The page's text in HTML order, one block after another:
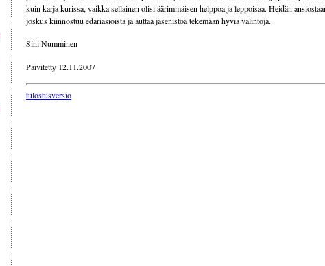
kuin karja kurissa, vaikka sellainen olisi äärimmäisen helppoa ja leppoisaa. Heidän
joskus kiinnostuu edariasioista ja auttaa jäsenistöä tekemään hyviä valintoja.
Sini Numminen
Päivitetty 12.11.2007
tulostusversio